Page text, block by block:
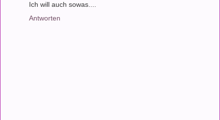
Ich will auch sowas....
Antworten